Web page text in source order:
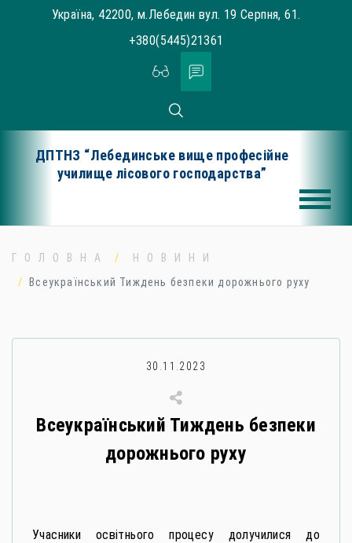
Україна, 42200, м.Лебедин вул. 19 Серпня, 61.
+380(5445)21361
ДПТНЗ “Лебединське вище професійне
училище лісового господарства”
ГОЛОВНА
НОВИНИ
Всеукраїнський Тиждень безпеки дорожнього руху
30.11.2023
Всеукраїнський Тиждень безпеки
дорожнього руху
Учасники освітнього процесу долучилися до